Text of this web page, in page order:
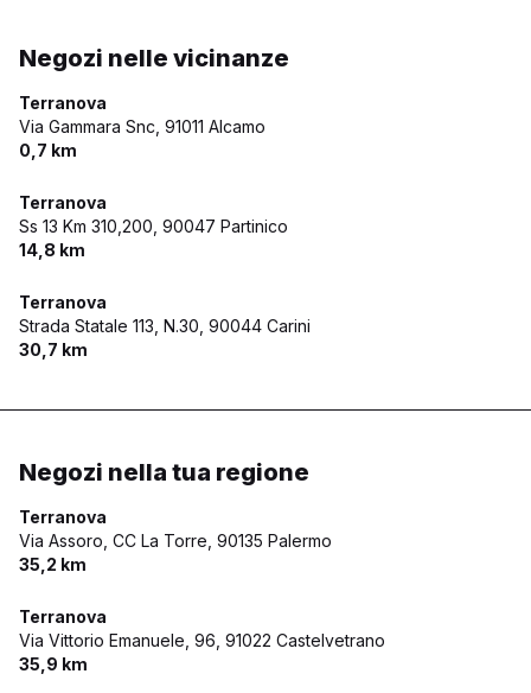
Negozi nelle vicinanze
Terranova
Via Gammara Snc, 91011 Alcamo
0,7 km
Terranova
Ss 13 Km 310,200, 90047 Partinico
14,8 km
Terranova
Strada Statale 113, N.30, 90044 Carini
30,7 km
Negozi nella tua regione
Terranova
Via Assoro, CC La Torre, 90135 Palermo
35,2 km
Terranova
Via Vittorio Emanuele, 96, 91022 Castelvetrano
35,9 km